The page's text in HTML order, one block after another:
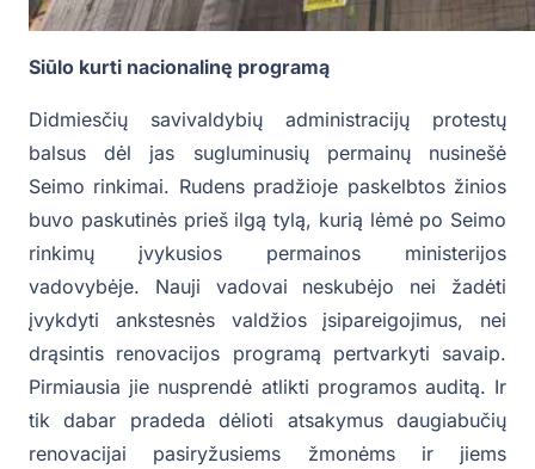
Siūlo kurti nacionalinę programą
Didmiesčių savivaldybių administracijų protestų
balsus dėl jas sugluminusių permainų nusinešė
Seimo rinkimai. Rudens pradžioje paskelbtos žinios
buvo paskutinės prieš ilgą tylą, kurią lėmė po Seimo
rinkimų įvykusios permainos ministerijos
vadovybėje. Nauji vadovai neskubėjo nei žadėti
įvykdyti ankstesnės valdžios įsipareigojimus, nei
drąsintis renovacijos programą pertvarkyti savaip.
Pirmiausia jie nusprendė atlikti programos auditą. Ir
tik dabar pradeda dėlioti atsakymus daugiabučių
renovacijai pasiryžusiems žmonėms ir jiems